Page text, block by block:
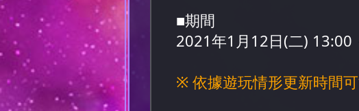
■期間
2021年1月12日(二)
15:00
※ 依據遊玩情形更新時間可